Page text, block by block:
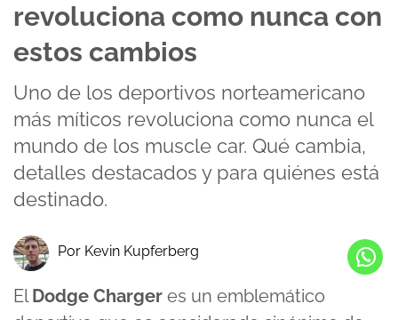
revoluciona como nunca con
estos cambios
Uno de los deportivos norteamericano
más míticos revoluciona como nunca el
mundo de los muscle car. Qué cambia,
detalles destacados y para quiénes está
destinado.
Por Kevin Kupferberg
ElDodge Charger es un emblemático